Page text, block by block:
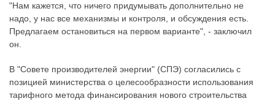
"Нам кажется, что ничего придумывать дополнительно не
надо, у нас все механизмы и контроля, и обсуждения есть.
Предлагаем остановиться на первом варианте", - заключил
он.
В "Совете производителей энергии" (СПЭ) согласились с
позицией министерства о целесообразности использования
тарифного метода финансирования нового строительства